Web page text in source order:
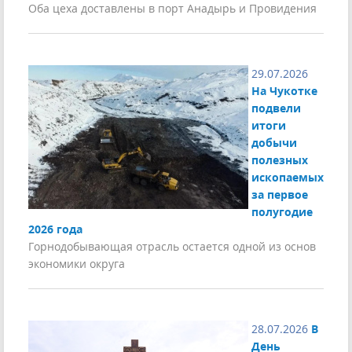
Оба цеха доставлены в порт Анадырь и Провидения
29.07.2026
На Чукотке
подвели
итоги
добычи
полезных
ископаемых
за первое
полугодие
2026 года
Горнодобывающая отрасль остается одной из основ
экономики округа
28.07.2026 В
День